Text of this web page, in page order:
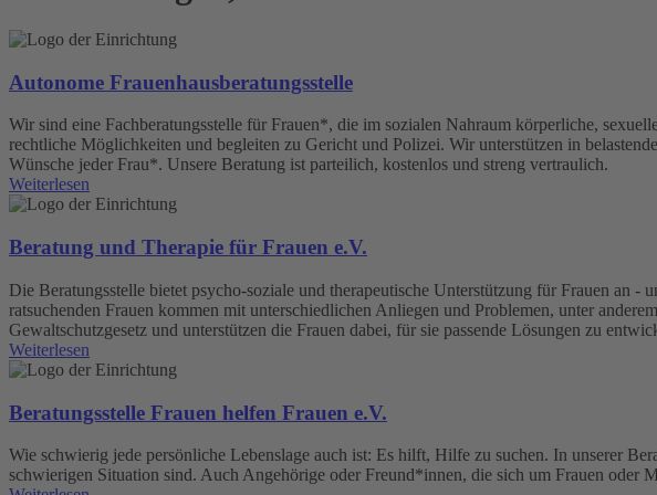
Autonome Frauenhausberatungsstelle
Wir sind eine Fachberatungsstelle für Frauen*, die im sozialen Nahraum körperliche,
rechtliche Möglichkeiten und begleiten zu Gericht und Polizei. Wir unterstützen in
Wünsche jeder Frau*. Unsere Beratung ist parteilich, kostenlos und streng vertraulich.
Weiterlesen
Beratung und Therapie für Frauen e.V.
Die Beratungsstelle bietet psycho-soziale und therapeutische Unterstützung für Frauen
ratsuchenden Frauen kommen mit unterschiedlichen Anliegen und Problemen, unter
Gewaltschutzgesetz und unterstützen die Frauen dabei, für sie passende Lösungen zu
Weiterlesen
Beratungsstelle Frauen helfen Frauen e.V.
Wie schwierig jede persönliche Lebenslage auch ist: Es hilft, Hilfe zu suchen. In unserer
schwierigen Situation sind. Auch Angehörige oder Freund*innen, die sich um Frauen oder